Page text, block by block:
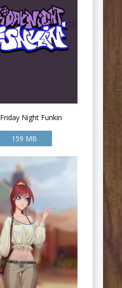
Friday Night Funkin
159 MB